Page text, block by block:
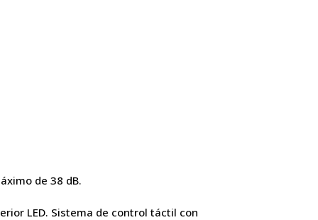
de 38 dB.
LED. Sistema de control táctil con